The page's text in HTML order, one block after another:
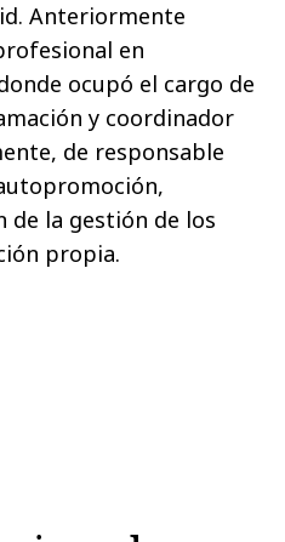
Anteriormente
en
ocupó el cargo de
y coordinador
de responsable
de la gestión de los
propia.